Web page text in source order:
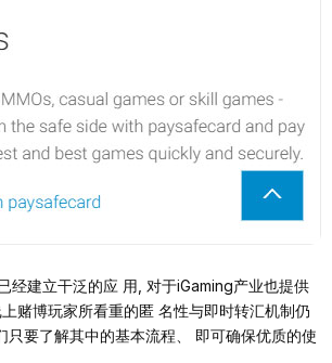
经建⽴⼲泛的应 ⽤, 对于iGaming产业也提供
赌博玩家所看重的匿 名性与即时转汇机制仍
只要了解其中的基本流程、 即可确保优质的使